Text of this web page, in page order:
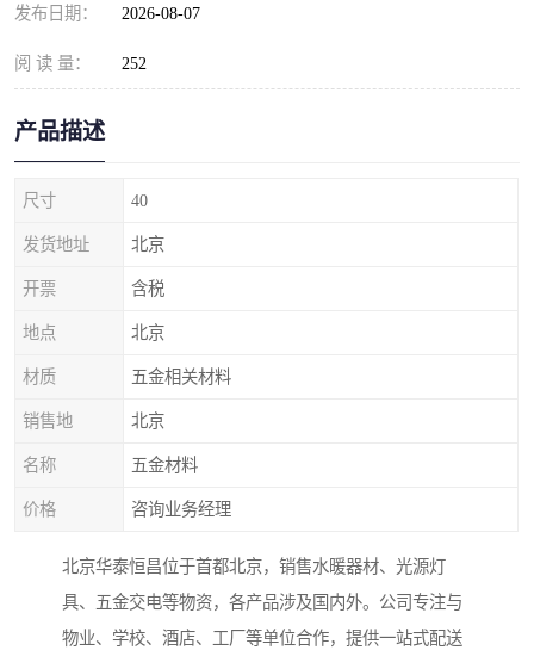
发布日期： 2026-08-07
阅 读 量： 252
产品描述
尺寸 40
发货地址 北京
开票 含税
地点 北京
材质 五金相关材料
销售地 北京
名称 五金材料
价格 咨询业务经理
北京华泰恒昌位于首都北京，销售水暖器材、光源灯
具、五金交电等物资，各产品涉及国内外。公司专注与
物业、学校、酒店、工厂等单位合作，提供一站式配送